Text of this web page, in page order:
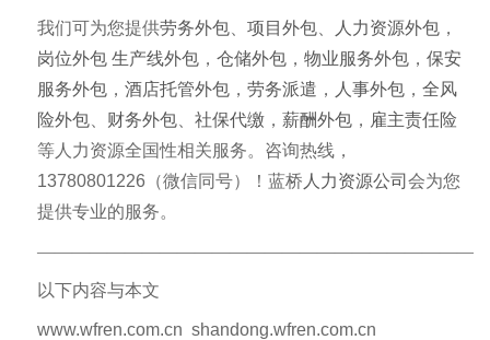
我们可为您提供劳务外包 项目外包 人力资源外包 ，
岗位外包 生产线外包 ， 仓储外包 ， 物业服务外包 ， 保安
服务外包 ， 酒店托管外包 ， 劳务派遣 ， 人事外包 ， 全风
险外包
财务外包 社保代缴 ， 薪酬外包 ， 雇主责任险
等人力资源全国性相关服务。咨询热线，
13780801226（微信同号）！蓝桥 人力资源公司 会为您
提供专业的服务。
以下内容与本文
www.wfren.com.cn shandong.wfren.com.cn